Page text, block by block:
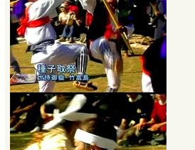
o
o
k
a
s